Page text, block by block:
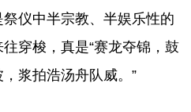
仪中半宗教、半娱乐性的
穿梭，真是“赛龙夺锦，鼓
浆拍浩汤舟队威。”